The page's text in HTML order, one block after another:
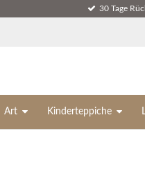
30 Tage
Art Kinderteppiche